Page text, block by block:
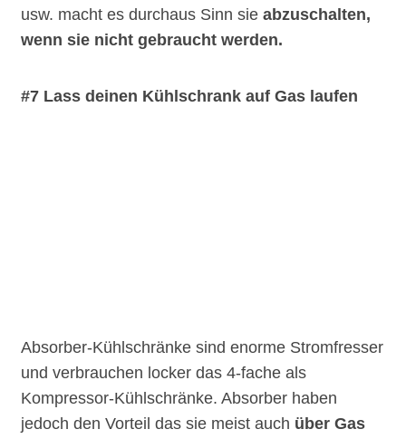
usw. macht es durchaus Sinn sie abzuschalten,
wenn sie nicht gebraucht werden.
#7 Lass deinen Kühlschrank auf Gas laufen
Absorber-Kühlschränke sind enorme Stromfresser
und verbrauchen locker das 4-fache als
Kompressor-Kühlschränke. Absorber haben
jedoch den Vorteil das sie meist auch über Gas